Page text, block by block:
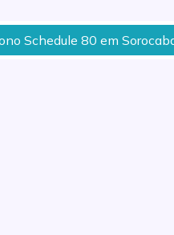
80 em Sorocaba, SP